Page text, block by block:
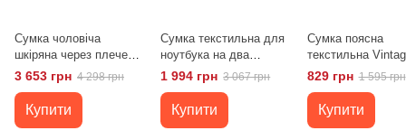
Сумка чоловіча
шкіряна через плече
Vintage 14390
Коричнева
3 653 грн 4 298 грн
Купити
Сумка текстильна для
ноутбука на два
відділення Vintage
20178 Коричнева
1 994 грн 3 067 грн
Купити
Сумка поясна
текстильна
20174 Оливкова
829 грн 1 595 грн
Купити